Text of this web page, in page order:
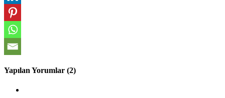
Yapılan Yorumlar (2)